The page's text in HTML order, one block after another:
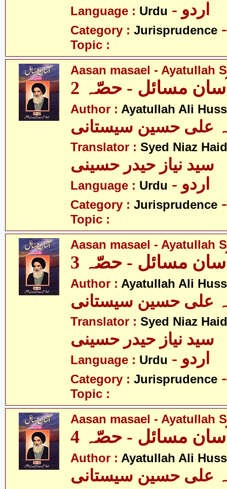
Language : Urdu - اردو
Category : Jurisprudence
Topic :
Aasan masael - Ayatullah
مسائل - حصّہ 2
Author : Ayatullah Ali
علی حسین سیستانی
Translator : Syed Niaz
سید نیاز حیدر حسینی
Language : Urdu - اردو
Category : Jurisprudence
Topic :
Aasan masael - Ayatullah
مسائل - حصّہ 3
Author : Ayatullah Ali
علی حسین سیستانی
Translator : Syed Niaz
سید نیاز حیدر حسینی
Language : Urdu - اردو
Category : Jurisprudence
Topic :
Aasan masael - Ayatullah
مسائل - حصّہ 4
Author : Ayatullah Ali
علی حسین سیستانی